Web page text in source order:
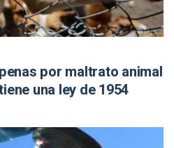
por maltrato animal
una ley de 1954